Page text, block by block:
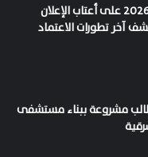
نتيجة الثانوية العامة 2026 على أعتاب الإعلان
آخر تطورات الاعتماد
مشروعة ببناء مستشفى